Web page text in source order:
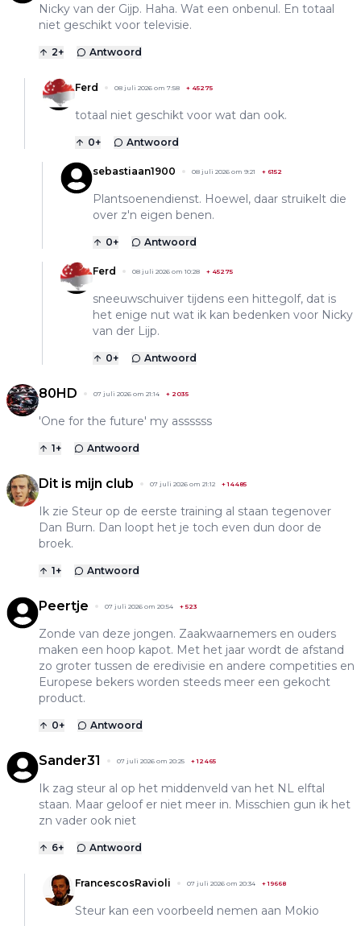
Nicky van der Gijp. Haha. Wat een onbenul. En totaal
niet geschikt voor televisie.
2+ Antwoord
Ferd 08 juli 2026 om 7:58 + 45275
totaal niet geschikt voor wat dan ook.
0+ Antwoord
sebastiaan1900 08 juli 2026 om 9:21 + 6152
Plantsoenendienst. Hoewel, daar struikelt die
over z'n eigen benen.
0+ Antwoord
Ferd 08 juli 2026 om 10:28 + 45275
sneeuwschuiver tijdens een hittegolf, dat is
het enige nut wat ik kan bedenken voor Nicky
van der Lijp.
0+ Antwoord
80HD 07 juli 2026 om 21:14 + 2035
'One for the future' my assssss
1+ Antwoord
Dit is mijn club 07 juli 2026 om 21:12 +14485
Ik zie Steur op de eerste training al staan tegenover
Dan Burn. Dan loopt het je toch even dun door de
broek.
1+ Antwoord
Peertje 07 juli 2026 om 20:54 + 523
Zonde van deze jongen. Zaakwaarnemers en ouders
maken een hoop kapot. Met het jaar wordt de afstand
zo groter tussen de eredivisie en andere competities en
Europese bekers worden steeds meer een gekocht
product.
0+ Antwoord
Sander31 07 juli 2026 om 20:25 +12465
Ik zag steur al op het middenveld van het NL elftal
staan. Maar geloof er niet meer in. Misschien gun ik het
zn vader ook niet
6+ Antwoord
FrancescosRavioli 07 juli 2026 om 20:34 +19668
Steur kan een voorbeeld nemen aan Mokio